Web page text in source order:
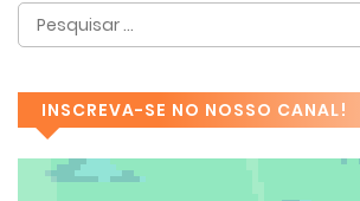
INSCREVA-SE NO NOSSO CANAL!